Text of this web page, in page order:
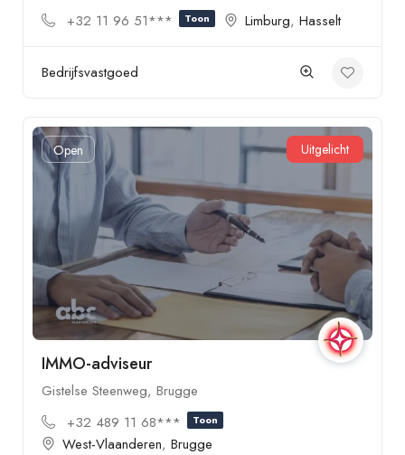
+32 11 96 51***
Toon Limburg, Hasselt
Bedrijfsvastgoed
Open Uitgelicht
IMMO-adviseur
Gistelse Steenweg, Brugge
+32 489 11 68***
Toon
West-Vlaanderen, Brugge